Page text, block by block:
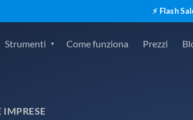
⚡ Flash
Strumenti Come funziona Prezzi
IMPRESE